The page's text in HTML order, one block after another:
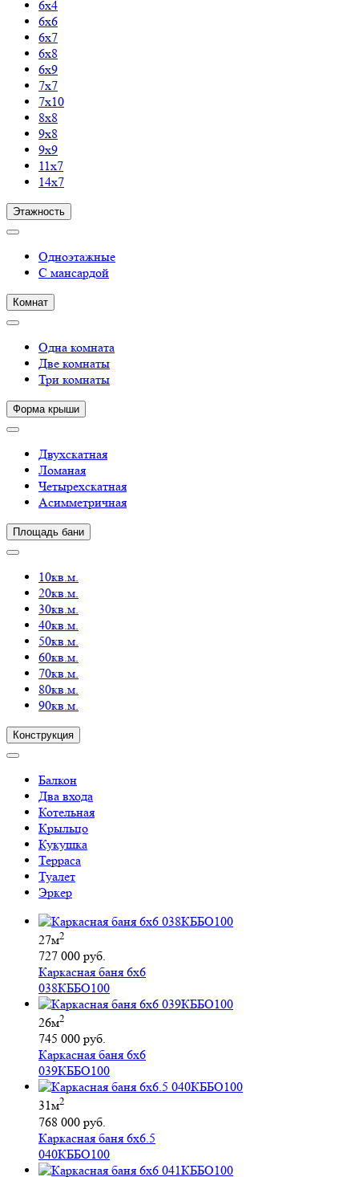
6х4
6х6
6х7
6х8
6х9
7х7
7х10
8х8
9х8
9х9
11х7
14х7
Этажность
Одноэтажные
С мансардой
Комнат
Одна комната
Две комнаты
Три комнаты
Форма крыши
Двухскатная
Ломаная
Четырехскатная
Асимметричная
Площадь бани
10кв.м.
20кв.м.
30кв.м.
40кв.м.
50кв.м.
60кв.м.
70кв.м.
80кв.м.
90кв.м.
Конструкция
Балкон
Два входа
Котельная
Крыльцо
Кукушка
Терраса
Туалет
Эркер
27м2
727 000 руб.
Каркасная баня 6х6
038КББО100
26м2
745 000 руб.
Каркасная баня 6х6
039КББО100
31м2
768 000 руб.
Каркасная баня 6х6.5
040КББО100